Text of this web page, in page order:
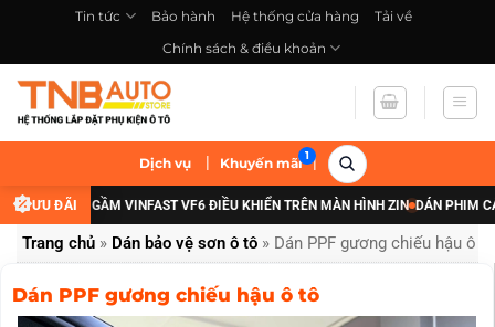
nội
dung
Tin tức Bảo hành Hệ thống cửa hàng
Tải về
Chính sách & điều khoản
Dịch vụ | Khuyến mãi |
ƯU ĐÃI
ĐÈN GẦM VINFAST VF6 ĐIỀU KHIỂN TRÊN MÀN HÌNH ZIN DÁN PHIM CÁCH
Trang chủ » Dán bảo vệ sơn ô tô » Dán PPF gương chiếu hậu ô tô
Dán PPF gương chiếu hậu ô tô